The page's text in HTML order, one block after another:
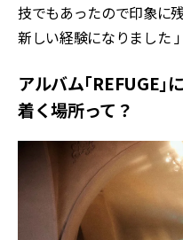
技でもあったので印象に
新しい経験になりました 」
アルバム「REFUGE
着く場所って？